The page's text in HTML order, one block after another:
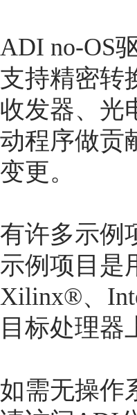
ADI no-OS
支持精密转
收发器、光
动程序做贡
变更。
有许多示例
示例项目是
Xilinx®、
目标处理器
如需无操作